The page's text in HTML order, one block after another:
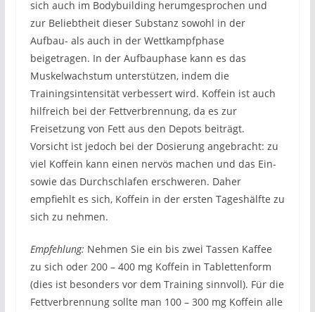
sich auch im Bodybuilding herumgesprochen und
zur Beliebtheit dieser Substanz sowohl in der
Aufbau- als auch in der Wettkampfphase
beigetragen. In der Aufbauphase kann es das
Muskelwachstum unterstützen, indem die
Trainingsintensität verbessert wird. Koffein ist auch
hilfreich bei der Fettverbrennung, da es zur
Freisetzung von Fett aus den Depots beiträgt.
Vorsicht ist jedoch bei der Dosierung angebracht: zu
viel Koffein kann einen nervös machen und das Ein-
sowie das Durchschlafen erschweren. Daher
empfiehlt es sich, Koffein in der ersten Tageshälfte zu
sich zu nehmen.
Empfehlung: Nehmen Sie ein bis zwei Tassen Kaffee
zu sich oder 200 – 400 mg Koffein in Tablettenform
(dies ist besonders vor dem Training sinnvoll). Für die
Fettverbrennung sollte man 100 – 300 mg Koffein alle